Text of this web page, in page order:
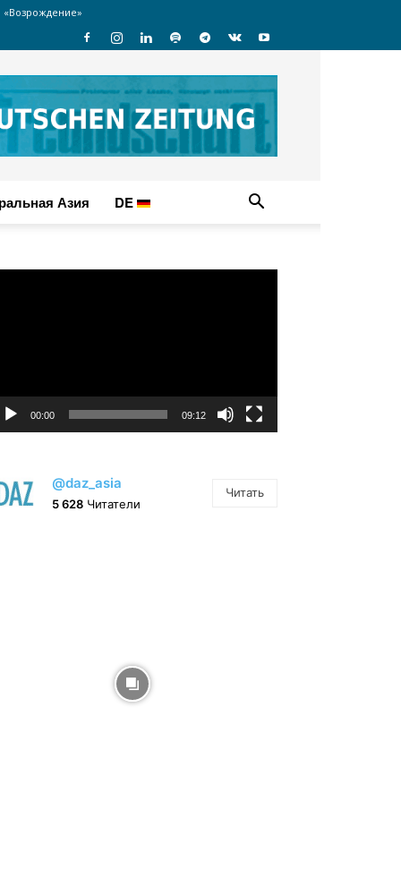
Азия DE
00:00 09:12
@daz_asia
5 628 Читатели
Читать